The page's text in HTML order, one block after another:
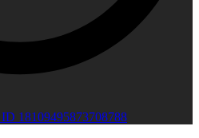
18109495873708788